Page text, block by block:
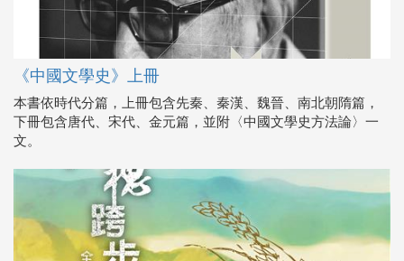
《中國文學史》上冊
本書依時代分篇，上冊包含先秦、秦漢、魏晉、南北朝隋篇，
下冊包含唐代、宋代、金元篇，並附〈中國文學史方法論〉一
文。